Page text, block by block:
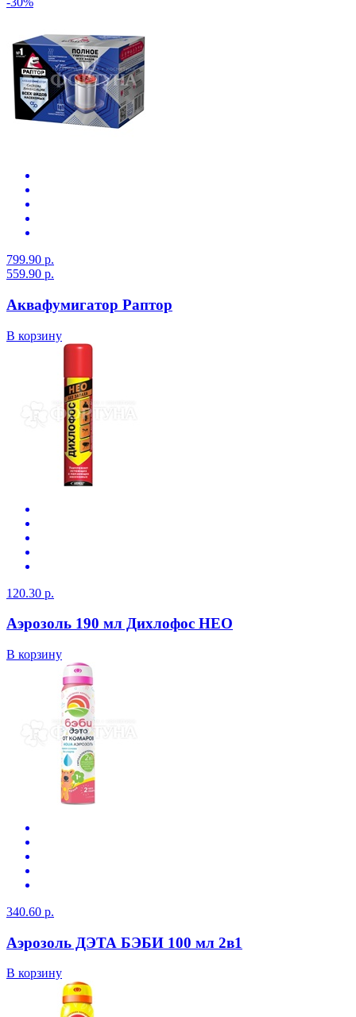
799.90 р.
559.90 р.
Аквафумигатор Раптор
В корзину
120.30 р.
Аэрозоль 190 мл Дихлофос НЕО
В корзину
340.60 р.
Аэрозоль ДЭТА БЭБИ 100 мл 2в1
В корзину